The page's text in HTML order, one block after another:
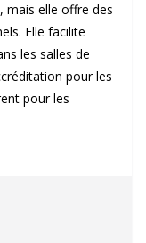
mais elle offre des
Elle facilite
les salles de
pour les
pour les